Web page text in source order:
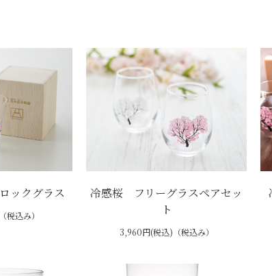
ックグラス
込み）
冷感桜 フリーグラスペアセッ
ト
3,960円(税込)（税込み）